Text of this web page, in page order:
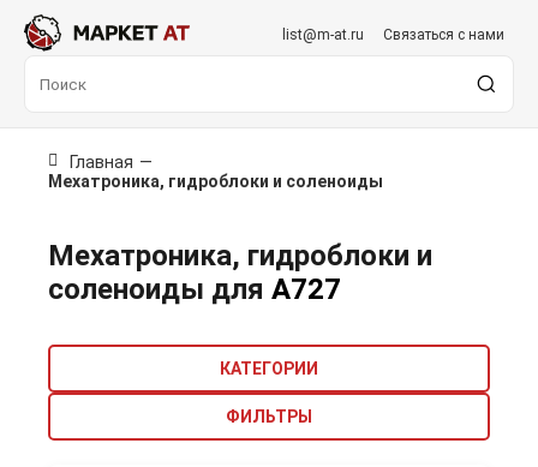
list@m-at.ru Связаться с нами
Главная —
Мехатроника, гидроблоки и соленоиды
Мехатроника, гидроблоки и
соленоиды для A727
КАТЕГОРИИ
ФИЛЬТРЫ